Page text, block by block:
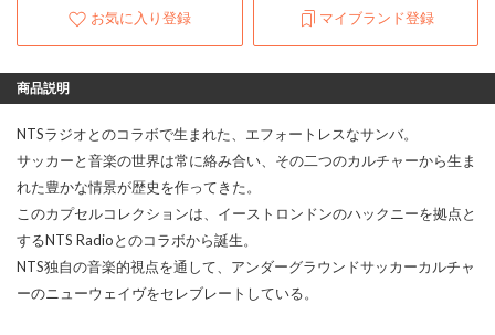
お気に入り登録 マイブランド登録
商品説明
NTSラジオとのコラボで生まれた、エフォートレスなサンバ。
サッカーと音楽の世界は常に絡み合い、その二つのカルチャーから生ま
れた豊かな情景が歴史を作ってきた。
このカプセルコレクションは、イーストロンドンのハックニーを拠点と
するNTS Radioとのコラボから誕生。
NTS独自の音楽的視点を通して、アンダーグラウンドサッカーカルチャ
ーのニューウェイヴをセレブレートしている。